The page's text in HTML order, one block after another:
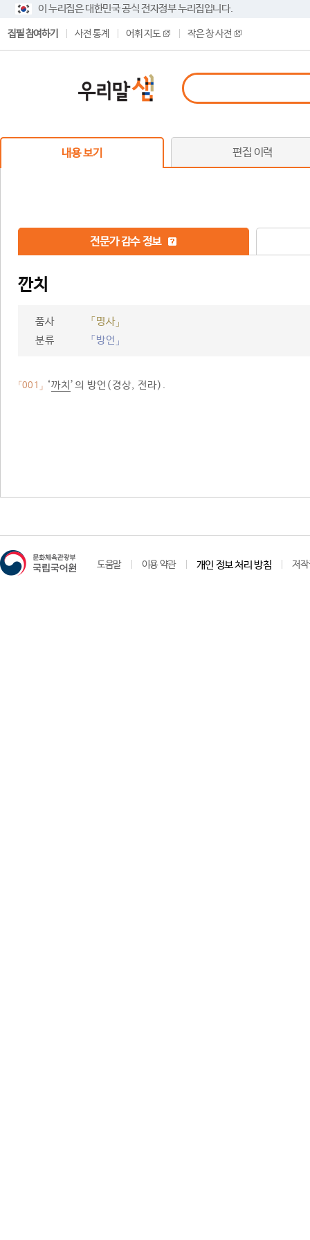
이 누리집은 대한민국 공식 전자정부 누리집입니다.
집필 참여하기 사전 통계 어휘 지도 작은 창 사전
내용 보기 편집 이력
전문가 감수 정보
깐치
품사
「명사」
분류
「방언」
「001」 ‘까치 ’의 방언(경상, 전라).
도움말 이용 약관 개인 정보 처리 방침 저